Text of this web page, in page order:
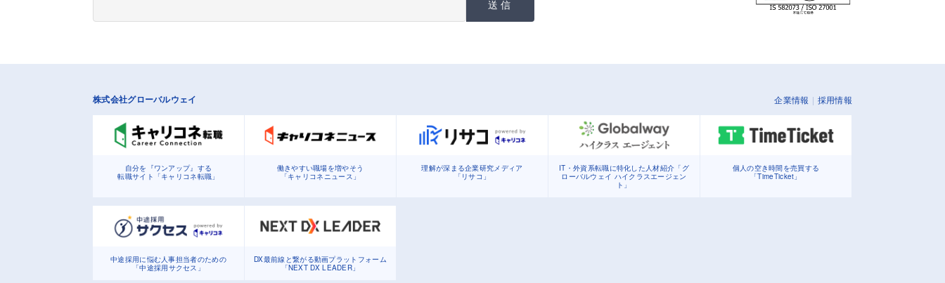
送信
株式会社グローバルウェイ 企業情報 採用情報
自分を『ワンアップ』する
転職サイト「キャリコネ転職」
働きやすい職場を増やそう
「キャリコネニュース」
理解が深まる企業研究メディア
「リサコ」
IT・外資系転職に特化した人材紹介「グ
ローバルウェイ ハイクラスエージェン
ト」
個人の空き時間を売買する
「TimeTicket」
中途採用に悩む人事担当者のための
「中途採用サクセス」
DX最前線と繋がる動画プラットフォーム
「NEXT DX LEADER」